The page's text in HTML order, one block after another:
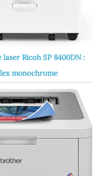
Ricoh SP 8400DN :
monochrome